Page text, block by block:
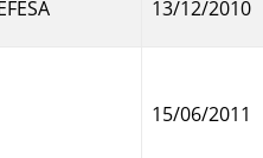
13/12/2010
15/06/2011